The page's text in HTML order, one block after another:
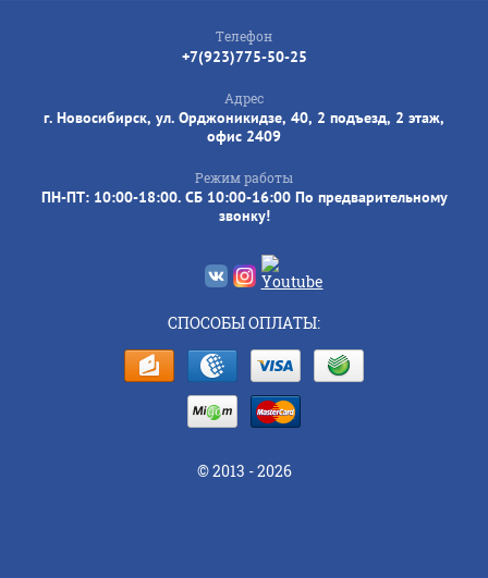
Телефон
+7(923)775-50-25
Адрес
г. Новосибирск, ул. Орджоникидзе, 40, 2 подъезд, 2 этаж,
офис 2409
Режим работы
ПН-ПТ: 10:00-18:00. СБ 10:00-16:00 По предварительному
звонку!
СПОСОБЫ ОПЛАТЫ:
© 2013 - 2026